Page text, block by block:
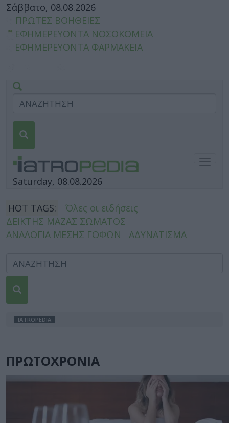
Σάββατο, 08.08.2026
ΠΡΩΤΕΣ ΒΟΗΘΕΙΕΣ
ΕΦΗΜΕΡΕΥΟΝΤΑ ΝΟΣΟΚΟΜΕΙΑ
ΕΦΗΜΕΡΕΥΟΝΤΑ ΦΑΡΜΑΚΕΙΑ
Saturday, 08.08.2026
HOT TAGS:
Όλες οι ειδήσεις
ΔΕΙΚΤΗΣ ΜΑΖΑΣ ΣΩΜΑΤΟΣ
ΑΝΑΛΟΓΙΑ ΜΕΣΗΣ ΓΟΦΩΝ
ΑΔΥΝΑΤΙΣΜΑ
IATROPEDIA
ΠΡΩΤΟΧΡΟΝΙΑ